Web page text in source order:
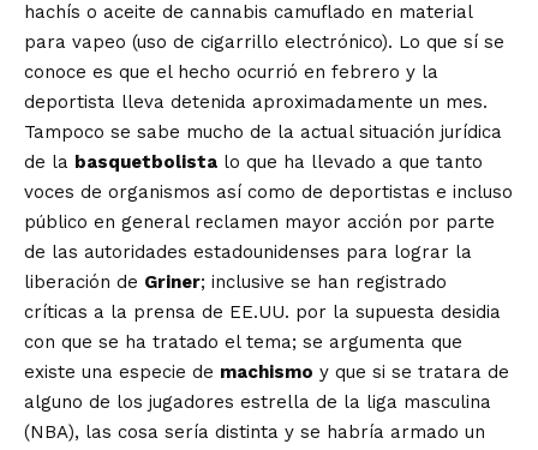
hachís o aceite de cannabis camuflado en material
para vapeo (uso de cigarrillo electrónico). Lo que sí se
conoce es que el hecho ocurrió en febrero y la
deportista lleva detenida aproximadamente un mes.
Tampoco se sabe mucho de la actual situación jurídica
de la basquetbolista lo que ha llevado a que tanto
voces de organismos así como de deportistas e incluso
público en general reclamen mayor acción por parte
de las autoridades estadounidenses para lograr la
liberación de Griner; inclusive se han registrado
críticas a la prensa de EE.UU. por la supuesta desidia
con que se ha tratado el tema; se argumenta que
existe una especie de machismo y que si se tratara de
alguno de los jugadores estrella de la liga masculina
(NBA), las cosa sería distinta y se habría armado un